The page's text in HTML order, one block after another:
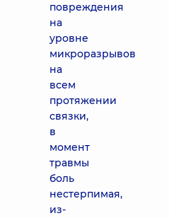
повреждения
на
уровне
микроразрывов
на
всем
протяжении
связки,
в
момент
травмы
боль
нестерпимая,
из-